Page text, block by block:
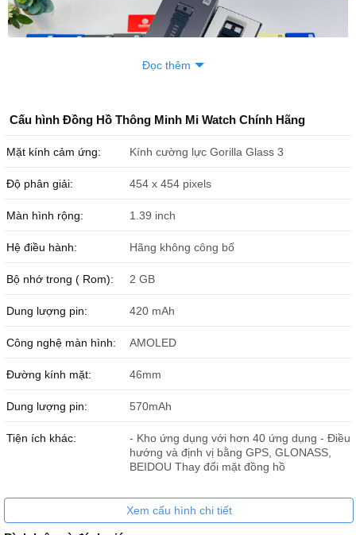
Mi Watch màu đen.
Đọc thêm
Cấu hình Đồng Hồ Thông Minh Mi Watch Chính Hãng
Mặt kính cảm ứng: Kính cường lực Gorilla Glass 3
Độ phân giải: 454 x 454 pixels
Màn hình rộng: 1.39 inch
Hệ điều hành: Hãng không công bố
Bộ nhớ trong ( Rom): 2 GB
Dung lượng pin: 420 mAh
Công nghệ màn hình: AMOLED
Đường kính mặt: 46mm
Dung lượng pin: 570mAh
Tiện ích khác:
- Kho ứng dụng với hơn 40 ứng dụng - Điều
hướng và định vị bằng GPS, GLONASS,
BEIDOU Thay đổi mặt đồng hồ
Xem cấu hình chi tiết